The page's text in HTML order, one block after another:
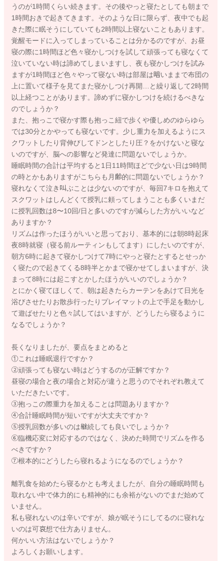
うのが1時間くらい続きます。その後やっと寝たとしても朝まで
1時間おきで起きてきます。そのような日に限らず、夜中でも起
きた際に眠そうにしていても2時間以上寝ないこともあります。
覚醒モードに入ってしまっていることは分かるのですが、お昼
寝の際に1時間ほど色々寝かしつけを試して頑張っても寝なくて
泣いていない時は諦めてしまいますし、夜も寝かしつけを試み
ますが1時間ほど色々やって寝ない時は部屋は暗いままで布団の
上に置いて様子を見てまた寝かしつけ再開…と繰り返して2時間
以上経つことがあります。諦めずに寝かしつけを続けるべきな
のでしょうか？
また、抱っこで寝かす際も抱っこ紐で歩くや優しめのゆらゆら
では30分とかやっても寝ないです。少し重力を加えるようにス
クワットしたり背伸びしてドンとしたり圧？をかけないと寝な
いのですが、脳への影響など発達に問題ないでしょうか。
睡眠時間の合計は平均すると1日11時間ほどで少ない日は9時間
の時とかもありますがこちらも月齢的に問題ないでしょうか？
寝れなくて泣き叫ぶことは少ないのですが、毎回7キロを抱えて
スクワットはしんどくて授乳に頼ってしまうことも多くいまだ
に授乳回数は8〜10回/日と多いのですが減らした方がいいなど
ありますか？
リズムは作ったほうがいいと思っており、基本的には朝8時起床
夜8時就寝（寝る前ルーティンもしてます）にしたいのですが、
朝方6時に起きて寝かしつけて7時にやっと寝たとするとせっか
く寝たので起きてくる8時半とかまで寝かせてしまいますが、決
まって8時には起こすとかしたほうがいいのでしょうか？
とにかく寝てほしくて、朝は起きたらカーテンをあけて日光を
浴びさせたりお散歩行ったりプレイマットの上で手足を動かし
て遊ばせたりと色々試してはいますが、どうしたら寝るように
なるでしょうか？
長くなりましたが、要点をまとめると
①これは睡眠退行ですか？
②頑張っても寝ない時はどうするのが正解ですか？
昼寝の場合と夜の場合と対応が違うと思うのでそれぞれ教えて
いただきたいです。
③抱っこの際重力を加えることは問題ありますか？
④合計睡眠時間が短いですが大丈夫ですか？
⑤授乳回数が多いのは継続しても良いでしょうか？
⑥臨機応変に対応するのではなく、決めた時間でリズムを作る
べきですか？
⑦根本的にどうしたら寝れるようになるのでしょうか？
離乳食を始めたら寝るかとも考えましたが、自分の睡眠時間も
取れない中で体力的にも精神的にも余裕がないのでまだ始めて
いません。
私も寝れないのは辛いですが、娘が眠そうにしてるのに寝れな
いのは可哀想で仕方ありません。
何かいい方法はないでしょうか？
よろしくお願いします。